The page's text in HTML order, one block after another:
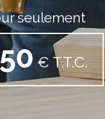
seulement
€ T.T.C.